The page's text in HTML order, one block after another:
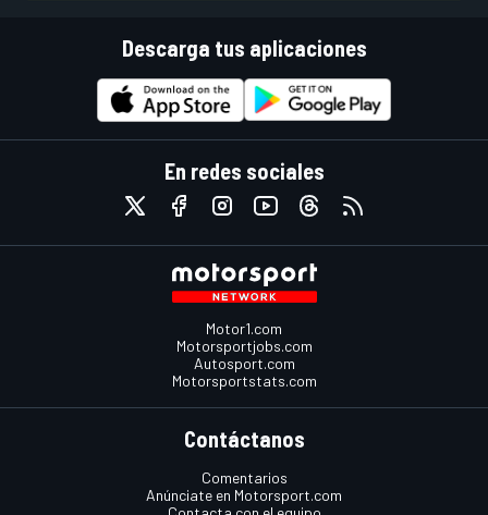
Descarga tus aplicaciones
En redes sociales
Motor1.com
Motorsportjobs.com
Autosport.com
Motorsportstats.com
Contáctanos
Comentarios
Anúnciate en Motorsport.com